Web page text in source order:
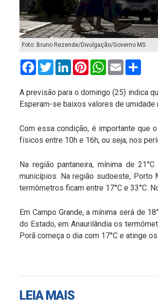
Foto: Bruno Rezende/Divulgação/Governo MS
FacebookTwitterLinkedInPinterestWhatsApp
Email
A previsão para o domingo (25) indica
Esperam-se baixos valores de umidade
Com essa condição, é importante que
físicos entre 10h e 16h, ou seja, nos
Na região pantaneira, mínima de
municípios. Na região sudoeste, Porto
termômetros ficam entre 17°C e 33°C.
Em Campo Grande, a mínima será de
do Estado, em Anaurilândia os
Porã começa o dia com 17°C e atinge
LEIA MAIS